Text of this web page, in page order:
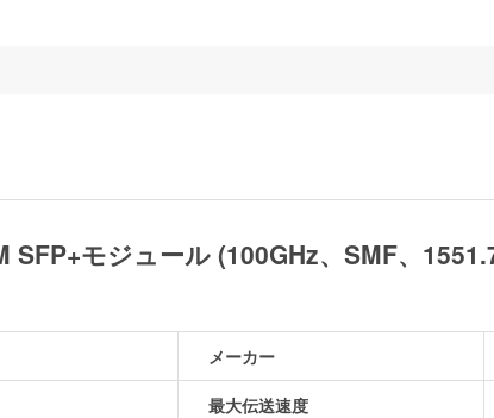
モジュール (100GHz、SMF、
メーカー
最大伝送速度